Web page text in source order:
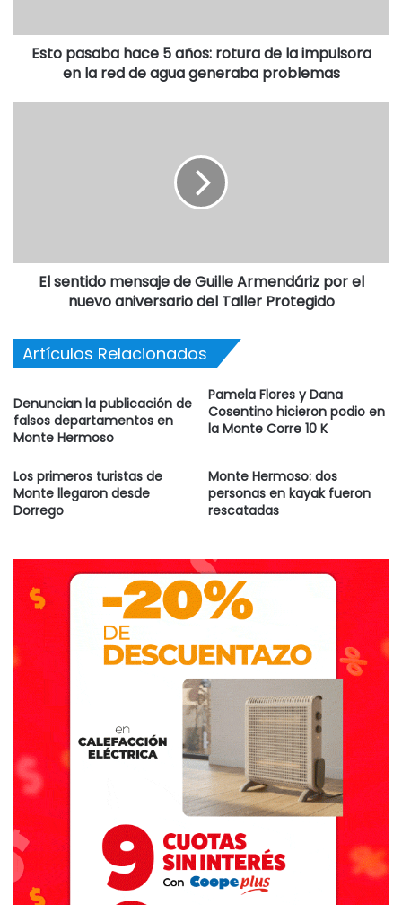
encuentran.
* Si el chico se pierde, el padre debe recurrir de inmediato
al puesto más cercano de guardavidas y dar todos los
* Enseñarle a los chicos quiénes son los guardavidas,
cómo están vestidos y cuál es su función en la playa para
* Indicarles a los niños un punto de referencia alto -como
un edificio– para que el chico si se aleja sepa que tiene
que volver a ese lugar para encontrase con la familia.
Esto pasaba hace 5 años: rotura de la impulsora
en la red de agua generaba problemas
El sentido mensaje de Guille Armendáriz por el
nuevo aniversario del Taller Protegido
Artículos Relacionados
Denuncian la publicación de
falsos departamentos en
Monte Hermoso
Pamela Flores y Dana
Cosentino hicieron podio en
la Monte Corre 10 K
Los primeros turistas de
Monte llegaron desde
Dorrego
Monte Hermoso: dos
personas en kayak fueron
rescatadas